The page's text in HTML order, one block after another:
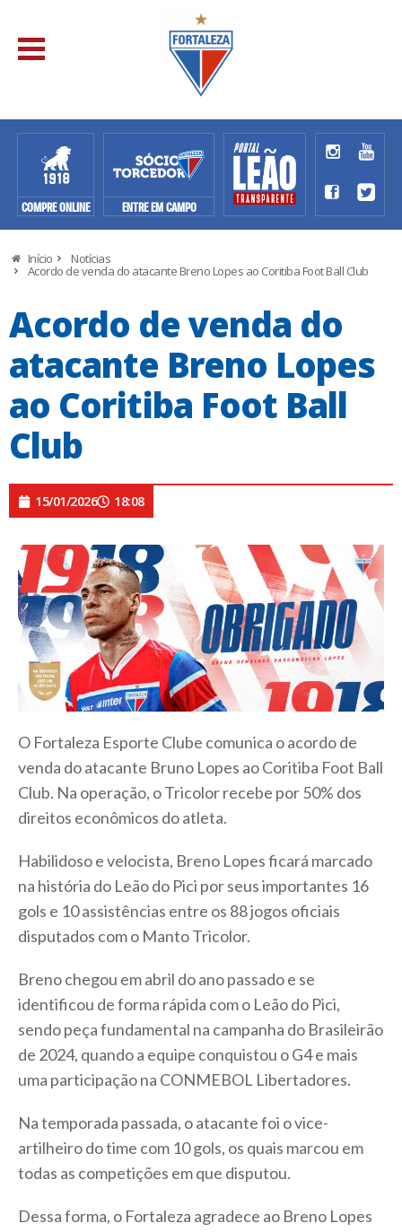
COMPRE ONLINE ENTRE EM CAMPO
Início Notícias
Acordo de venda do atacante Breno Lopes ao Coritiba Foot Ball Club
Acordo de venda do
atacante Breno Lopes
ao Coritiba Foot Ball
Club
15/01/2026 18:08
O Fortaleza Esporte Clube comunica o acordo de
venda do atacante Bruno Lopes ao Coritiba Foot Ball
Club. Na operação, o Tricolor recebe por 50% dos
direitos econômicos do atleta.
Habilidoso e velocista, Breno Lopes ficará marcado
na história do Leão do Pici por seus importantes 16
gols e 10 assistências entre os 88 jogos oficiais
disputados com o Manto Tricolor.
Breno chegou em abril do ano passado e se
identificou de forma rápida com o Leão do Pici,
sendo peça fundamental na campanha do Brasileirão
de 2024, quando a equipe conquistou o G4 e mais
uma participação na CONMEBOL Libertadores.
Na temporada passada, o atacante foi o vice-
artilheiro do time com 10 gols, os quais marcou em
todas as competições em que disputou.
Dessa forma, o Fortaleza agradece ao Breno Lopes